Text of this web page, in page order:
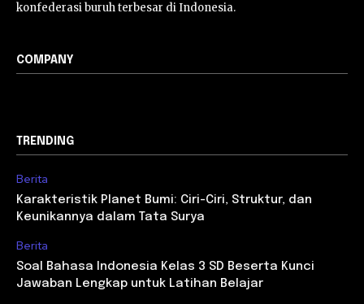
konfederasi buruh terbesar di Indonesia.
COMPANY
TRENDING
Berita
Karakteristik Planet Bumi: Ciri-Ciri, Struktur, dan
Keunikannya dalam Tata Surya
Berita
Soal Bahasa Indonesia Kelas 3 SD Beserta Kunci
Jawaban Lengkap untuk Latihan Belajar